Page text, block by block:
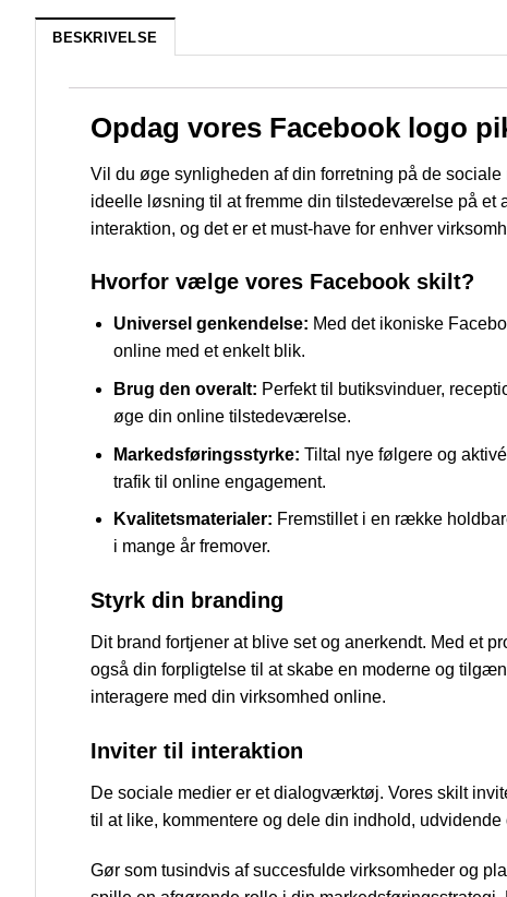
BESKRIVELSE
Opdag vores Facebook logo
Vil du øge synligheden af din forretning på de
ideelle løsning til at fremme din tilstedeværelse på et
interaktion, og det er et must-have for enhver
Hvorfor vælge vores Facebook skilt?
Universel genkendelse: Med det ikoniske
online med et enkelt blik.
Brug den overalt: Perfekt til butiksvinduer,
øge din online tilstedeværelse.
Markedsføringsstyrke: Tiltal nye følgere og
trafik til online engagement.
Kvalitetsmaterialer: Fremstillet i en række
i mange år fremover.
Styrk din branding
Dit brand fortjener at blive set og anerkendt. Med et
også din forpligtelse til at skabe en moderne og
interagere med din virksomhed online.
Inviter til interaktion
De sociale medier er et dialogværktøj. Vores skilt
til at like, kommentere og dele din indhold,
Gør som tusindvis af succesfulde virksomheder og